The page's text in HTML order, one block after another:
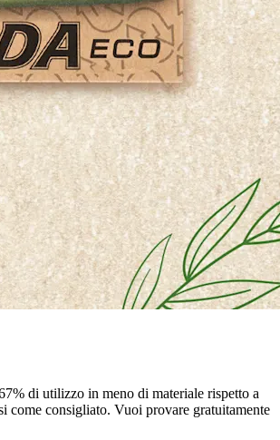
di utilizzo in meno di materiale rispetto a
come consigliato. Vuoi provare gratuitamente